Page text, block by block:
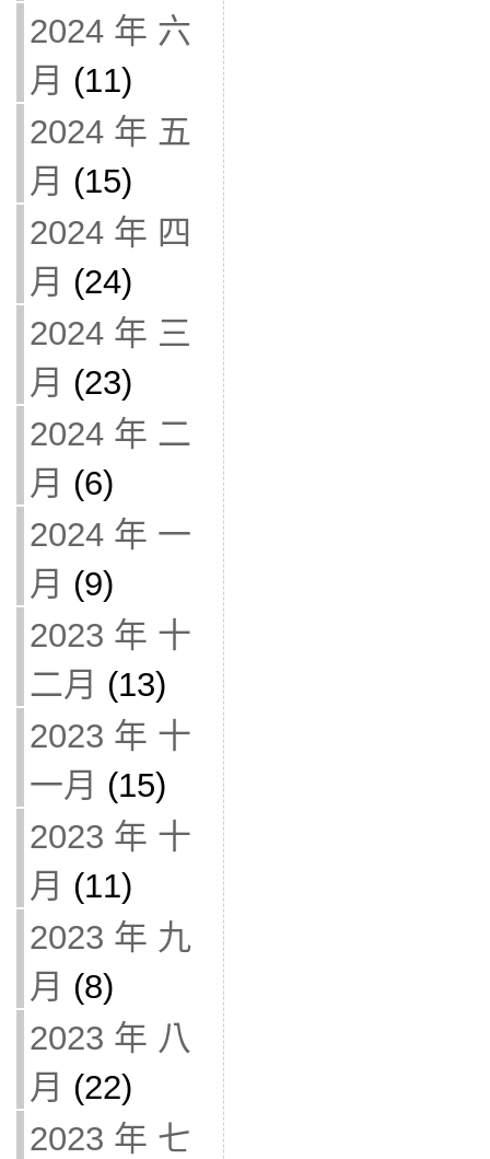
2024 年 六
月 (11)
2024 年 五
月 (15)
2024 年 四
月 (24)
2024 年 三
月 (23)
2024 年 二
月 (6)
2024 年 一
月 (9)
2023 年 十
二月 (13)
2023 年 十
一月 (15)
2023 年 十
月 (11)
2023 年 九
月 (8)
2023 年 八
月 (22)
2023 年 七